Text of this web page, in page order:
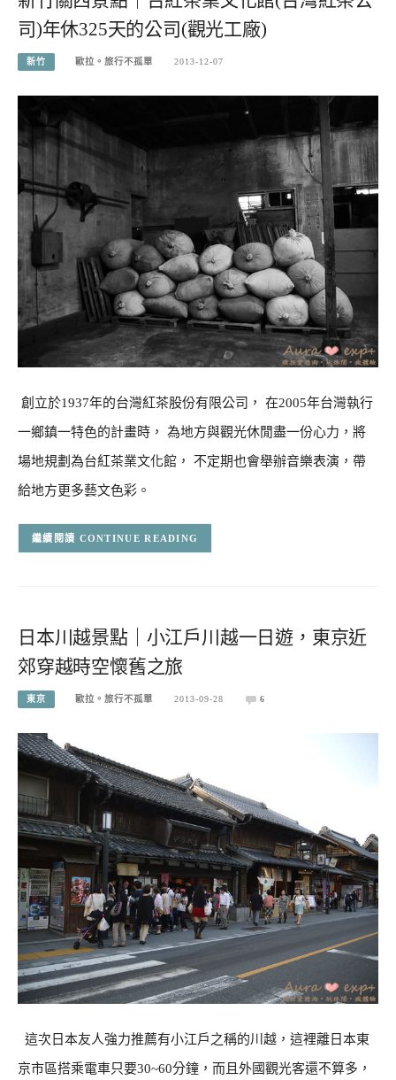
司)年休325天的公司(觀光工廠)
新竹 歐拉。旅行不孤單 2013-12-07
創立於1937年的台灣紅茶股份有限公司， 在2005年台灣執行
一鄉鎮一特色的計畫時， 為地方與觀光休閒盡一份心力，將
場地規劃為台紅茶業文化館， 不定期也會舉辦音樂表演，帶
給地方更多藝文色彩。
CONTINUE READING
日本川越景點｜小江戶川越一日遊，東京近
郊穿越時空懷舊之旅
東京 歐拉。旅行不孤單 2013-09-28 6
這次日本友人強力推薦有小江戶之稱的川越，這裡離日本東
京市區搭乘電車只要30~60分鐘，而且外國觀光客還不算多，